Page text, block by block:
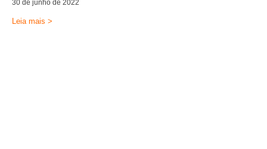
30 de junho de 2022
Leia mais >